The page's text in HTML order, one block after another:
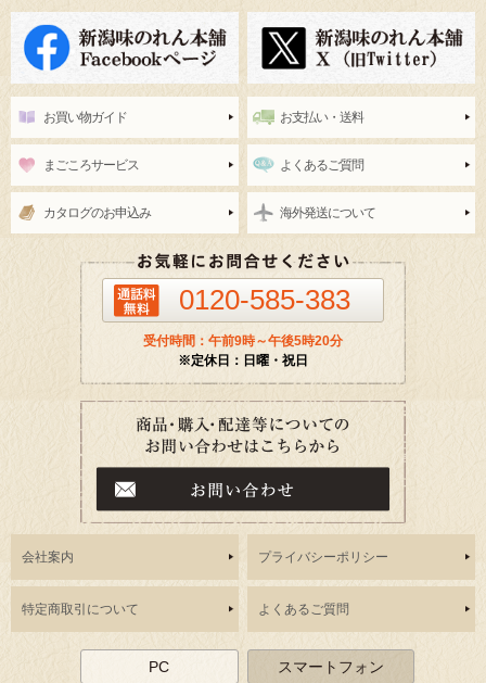
お買い物ガイド お支払い・送料
まごころサービス よくあるご質問
カタログのお申込み 海外発送について
0120-585-383
受付時間：午前9時～午後5時20分
※定休日：日曜・祝日
会社案内 プライバシーポリシー
特定商取引について よくあるご質問
PC スマートフォン